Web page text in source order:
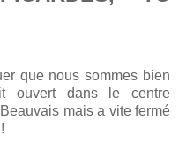
que nous sommes bien
ouvert dans le centre
mais a vite fermé